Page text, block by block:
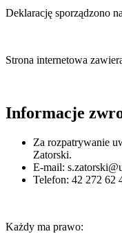
Deklarację sporządzono
Strona internetowa
Informacje
Za rozpatrywanie
Zatorski.
E-mail:
Telefon: 42 272 62
Każdy ma prawo: